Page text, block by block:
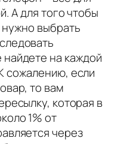
А для того чтобы
нужно выбрать
на каждой
сожалению, если
то вам
которая в
1% от
через